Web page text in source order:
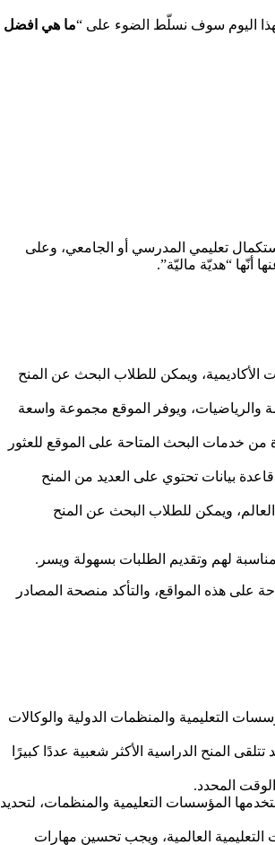
اليوم سوف نسلّط الضوء على “ما هي افضل
تعليمي المدرسي أو الجامعي، وعلى
أنّها “هديّة ماليّة”.
الأكاديمية، ويمكن للطلاب البحث عن المنح
والرياضيات، ويوفر الموقع مجموعة واسعة
من خدمات البحث المتاحة على الموقع للعثور
بيانات تحتوي على العديد من المنح
ويمكن للطلاب البحث عن المنح
لهم وتقديم الطلبات بسهولة ويسر.
على هذه المواقع، والتأكد منصحة المصادر
التعليمية والمنظمات الدولية والوكالات
المنح الدراسية الأكثر شعبية عددًا كبيرًا
المحدد.
المؤسسات التعليمية والمنظمات، لتحديد
التعليمية العالمية، ويجب تحسين مهارات